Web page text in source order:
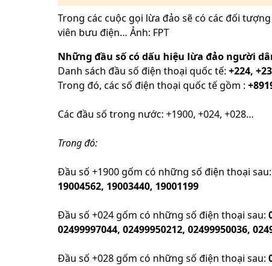
Trong các cuộc gọi lừa đảo sẽ có các đối
viên bưu điện… Ảnh: FPT
Những đầu số có dấu hiệu lừa đảo người
Danh sách đầu số điện thoại quốc tế: +224,
Trong đó, các số điện thoại quốc tế gồm :
Các đầu số trong nước: +1900, +024, +028…
Trong đó:
Đầu số +1900 gốm có những số điện thoại sau:
19004562, 19003440, 19001199
Đầu số +024 gốm có những số điện thoại sau:
02499997044, 02499950212, 02499950036,
Đầu số +028 gốm có những số điện thoại sau: